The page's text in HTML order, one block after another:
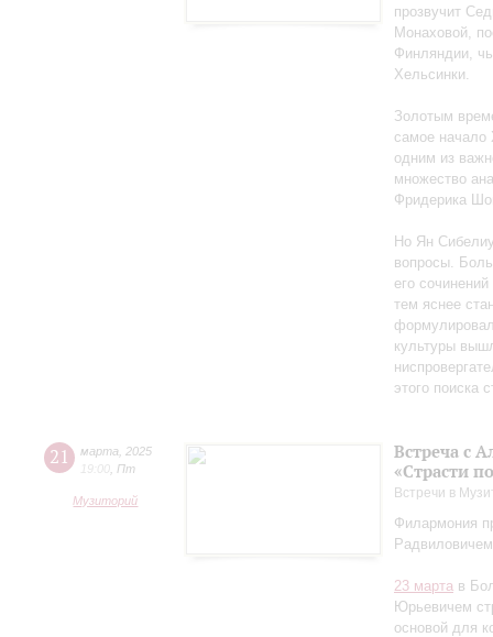
прозвучит
Монаховой,
Финляндии,
Хельсинки.
Золотым
самое начало
одним из
множество
Фридерика
Но Ян
вопросы.
его
тем яснее
культуры
этого поиска
21 марта
2025
19:00 Пт
Музиторий
Встреча с
«Страсти
Встречи в
Филармония
23 марта в
Юрьевичем
основой для